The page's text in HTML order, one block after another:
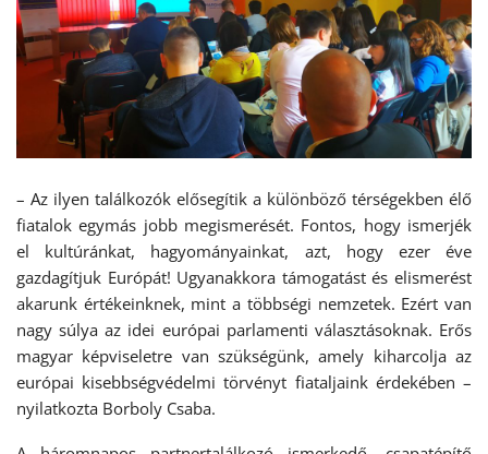
– Az ilyen találkozók elősegítik a különböző térségekben élő
fiatalok egymás jobb megismerését. Fontos, hogy ismerjék
el kultúránkat, hagyományainkat, azt, hogy ezer éve
gazdagítjuk Európát! Ugyanakkora támogatást és elismerést
akarunk értékeinknek, mint a többségi nemzetek. Ezért van
nagy súlya az idei európai parlamenti választásoknak. Erős
magyar képviseletre van szükségünk, amely kiharcolja az
európai kisebbségvédelmi törvényt fiataljaink érdekében –
nyilatkozta Borboly Csaba.